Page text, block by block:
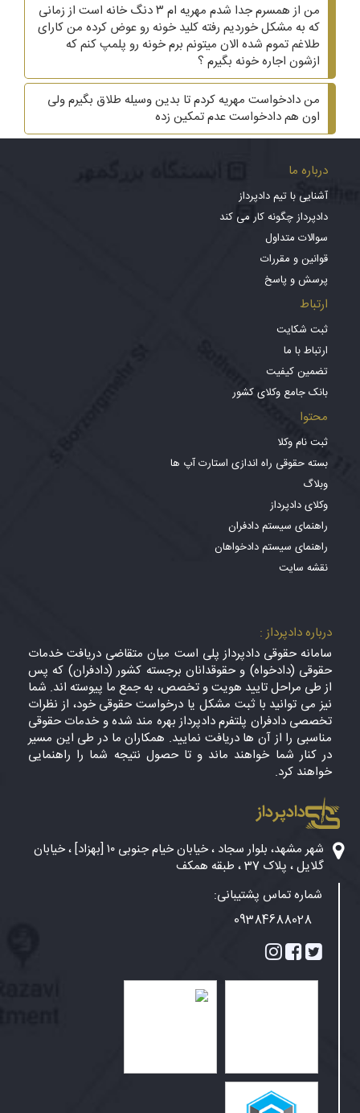
من از همسرم جدا شدم مهریه ام ۳ دنگ خانه است از زمانی
که به مشکل خوردیم رفته کلید خونه رو عوض کرده من کارای
طلاغم تموم شده الان میتونم برم خونه رو پلمپ کنم که
ازشون اجاره خونه بگیرم ؟
من دادخواست مهریه کردم تا بدین وسیله طلاق بگیرم ولی
اون هم دادخواست عدم تمکین زده
درباره ما
آشنایی با تیم دادپرداز
دادپرداز چگونه کار می کند
سوالات متداول
قوانین و مقررات
پرسش و پاسخ
ارتباط
ثبت شکایت
ارتباط با ما
تضمین کیفیت
بانک جامع وکلای کشور
محتوا
ثبت نام وکلا
بسته حقوقی راه اندازی استارت آپ ها
وبلاگ
وکلای دادپرداز
راهنمای سیستم دادفران
راهنمای سیستم دادخواهان
نقشه سایت
درباره دادپرداز :
سامانه حقوقی دادپرداز پلی است میان متقاضی دریافت خدمات
حقوقی (دادخواه) و حقوقدانان برجسته کشور (دادفران) که پس
از طی مراحل تایید هویت و تخصص، به جمع ما پیوسته اند. شما
نیز می توانید با ثبت مشکل یا درخواست حقوقی خود، از نظرات
تخصصی دادفران پلتفرم دادپرداز بهره مند شده و خدمات حقوقی
مناسبی را از آن ها دریافت نمایید. همکاران ما در طی این مسیر
در کنار شما خواهند ماند و تا حصول نتیجه شما را راهنمایی
خواهند کرد.
دادپرداز
شهر مشهد، بلوار سجاد ، خیابان خیام جنوبی ۱۰ [بهزاد] ، خیابان
گلایل ، پلاک 37 ، طبقه همکف
شماره تماس پشتیبانی:
09384688028